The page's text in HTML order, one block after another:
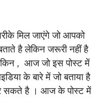
मिल जाएंगे जो आपको
है लेकिन जरूरी नहीं है
, आज जो इस पोस्ट में
के बारे में जो बताया है
सकते है । आज के पोस्ट में